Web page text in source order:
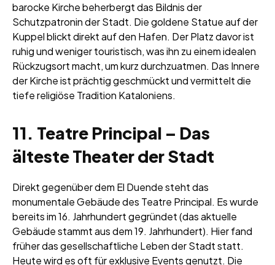
barocke Kirche beherbergt das Bildnis der
Schutzpatronin der Stadt. Die goldene Statue auf der
Kuppel blickt direkt auf den Hafen. Der Platz davor ist
ruhig und weniger touristisch, was ihn zu einem idealen
Rückzugsort macht, um kurz durchzuatmen. Das Innere
der Kirche ist prächtig geschmückt und vermittelt die
tiefe religiöse Tradition Kataloniens.
11. Teatre Principal – Das
älteste Theater der Stadt
Direkt gegenüber dem El Duende steht das
monumentale Gebäude des Teatre Principal. Es wurde
bereits im 16. Jahrhundert gegründet (das aktuelle
Gebäude stammt aus dem 19. Jahrhundert). Hier fand
früher das gesellschaftliche Leben der Stadt statt.
Heute wird es oft für exklusive Events genutzt. Die